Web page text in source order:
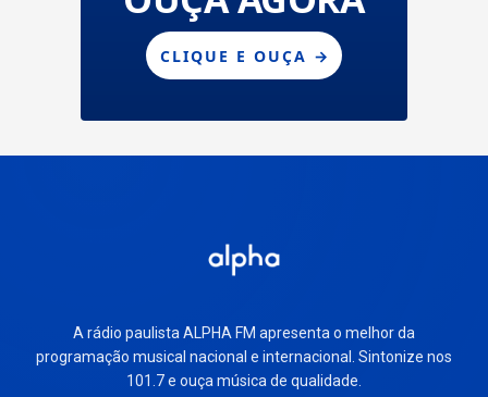
A rádio paulista ALPHA FM apresenta o melhor da
programação musical nacional e internacional. Sintonize nos
101.7 e ouça música de qualidade.